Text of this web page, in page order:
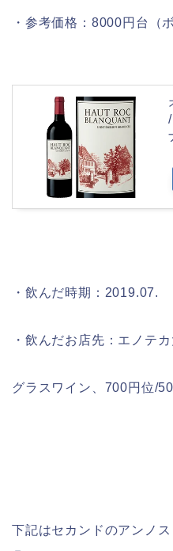
・参考価格：8000円台（
・飲んだ時期：2019.07.
・飲んだお店先：エノテ
グラスワイン、700円位/
下記はセカンドのアンノ